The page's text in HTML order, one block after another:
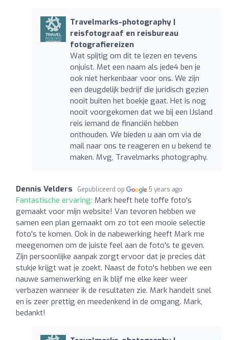
Travelmarks-photography |
reisfotograaf en reisbureau
fotografiereizen
Wat spijtig om dit te lezen en tevens
onjuist. Met een naam als jede4 ben je
ook niet herkenbaar voor ons. We zijn
een deugdelijk bedrijf die juridisch gezien
nooit buiten het boekje gaat. Het is nog
nooit voorgekomen dat we bij een IJsland
reis iemand de financiën hebben
onthouden. We bieden u aan om via de
mail naar ons te reageren en u bekend te
maken. Mvg, Travelmarks photography.
Dennis Velders Gepubliceerd op 5 years ago
Fantastische ervaring: Mark heeft hele toffe foto's
gemaakt voor mijn website! Van tevoren hebben we
samen een plan gemaakt om zo tot een mooie selectie
foto's te komen. Ook in de nabewerking heeft Mark me
meegenomen om de juiste feel aan de foto's te geven.
Zijn persoonlijke aanpak zorgt ervoor dat je precies dát
stukje krijgt wat je zoekt. Naast de foto's hebben we een
nauwe samenwerking en ik blijf me elke keer weer
verbazen wanneer ik de resultaten zie. Mark handelt snel
en is zeer prettig en meedenkend in de omgang. Mark,
bedankt!